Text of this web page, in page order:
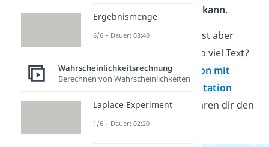
Wiederholung
berechnen kann.
Du bist zwar textsicher hast aber
sicherlich keine Lust auf so viel Text?
Unsere VideosPermutation mit
Permutation
ohne Wiederholung
ersparen dir den
Leseaufwand!
Ergebnismenge
6/6 – Dauer: 03:40
Wahrscheinlichkeitsrechnung
Berechnen von Wahrscheinlichkeiten
Laplace Experiment
1/6 – Dauer: 02:20